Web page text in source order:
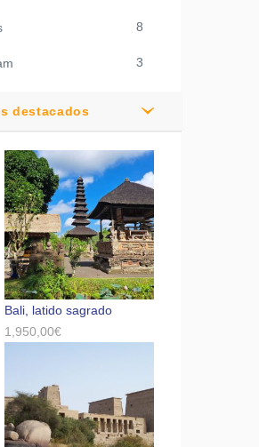
8
3
destacados
Bali, latido sagrado
1,950,00€